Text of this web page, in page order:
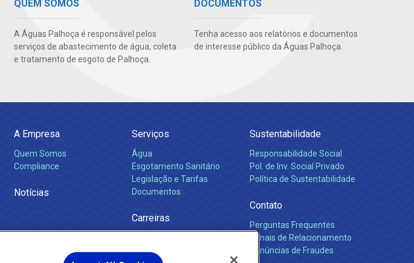
QUEM SOMOS
A Águas Palhoça é responsável pelos
serviços de abastecimento de água, coleta
e tratamento de esgoto de Palhoça.
DOCUMENTOS
Tenha acesso aos relatórios e documentos
de interesse público da Águas Palhoça.
A Empresa
Quem Somos
Compliance
Notícias
Serviços
Água
Esgotamento Sanitário
Legislação e Tarifas
Documentos
Carreiras
Sustentabilidade
Responsabilidade Social
Pol. de Inv. Social Privado
Política de Sustentabilidade
Contato
Perguntas Frequentes
Canais de Relacionamento
Denúncias de Fraudes